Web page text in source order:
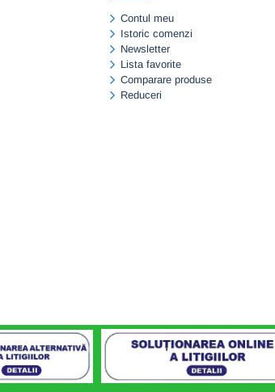
Contul meu
Istoric comenzi
Newsletter
Lista favorite
Comparare produse
Reduceri